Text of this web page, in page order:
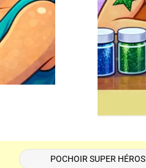
POCHOIR SUPER HÉROS